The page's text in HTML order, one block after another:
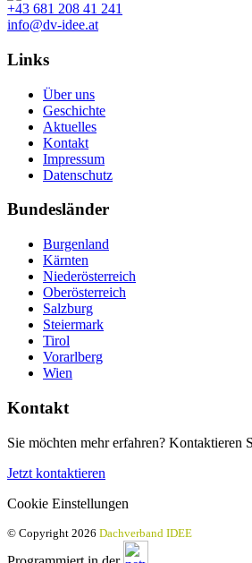
+43 681 208 41 241
info@dv-idee.at
Links
Über uns
Geschichte
Aktuelles
Kontakt
Impressum
Datenschutz
Bundesländer
Burgenland
Kärnten
Niederösterreich
Oberösterreich
Salzburg
Steiermark
Tirol
Vorarlberg
Wien
Kontakt
Sie möchten mehr erfahren? Kontaktieren
Jetzt kontaktieren
Cookie Einstellungen
© Copyright 2026 Dachverband IDEE